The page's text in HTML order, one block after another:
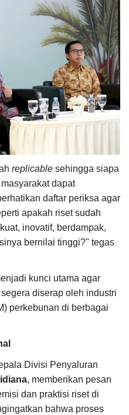
replicable sehingga siapa
dapat
daftar periksa agar
apakah riset sudah
inovatif, berdampak,
bernilai tinggi?" tegas
kunci utama agar
diserap oleh industri
perkebunan di berbagai
Divisi Penyaluran
, memberikan pesan
dan praktisi riset di
bahwa proses